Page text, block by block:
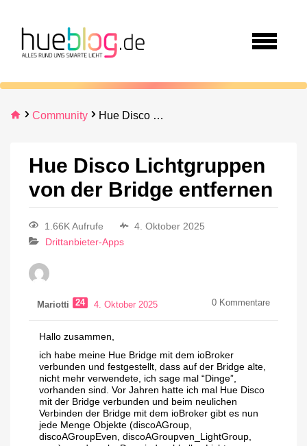
Community Hue Disco Lichtgruppen von der Bridge entfernen
Hue Disco Lichtgruppen
von der Bridge entfernen
1.66K Aufrufe
4. Oktober 2025
Drittanbieter-Apps
Mariotti 24 4. Oktober 2025 0 Kommentare
Hallo zusammen,
ich habe meine Hue Bridge mit dem ioBroker
verbunden und festgestellt, dass auf der Bridge alte,
nicht mehr verwendete, ich sage mal “Dinge”,
vorhanden sind. Vor Jahren hatte ich mal Hue Disco
mit der Bridge verbunden und beim neulichen
Verbinden der Bridge mit dem ioBroker gibt es nun
jede Menge Objekte (discoAGroup,
discoAGroupEven, discoAGroupven_LightGroup,